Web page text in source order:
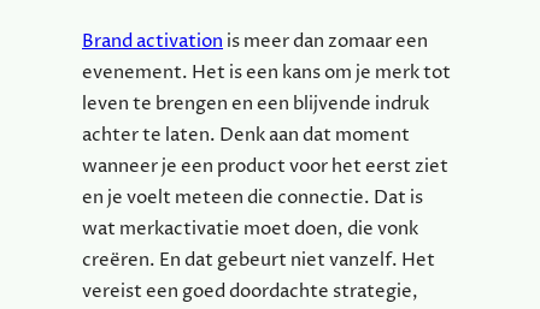
Brand activationis meer dan zomaar een
evenement. Het is een kans om je merk tot
leven te brengen en een blijvende indruk
achter te laten. Denk aan dat moment
wanneer je een product voor het eerst ziet
en je voelt meteen die connectie. Dat is
wat merkactivatie moet doen, die vonk
creëren. En dat gebeurt niet vanzelf. Het
vereist een goed doordachte strategie,